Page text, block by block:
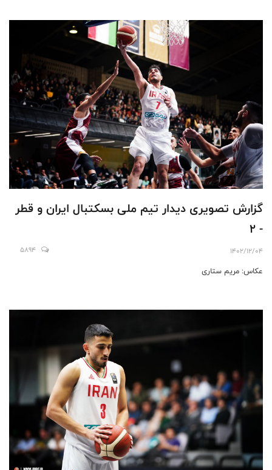
گزارش تصویری دیدار تیم ملی بسکتبال ایران و قطر
- ۲
1402/12/04
5894
عکاس: مریم ستاری